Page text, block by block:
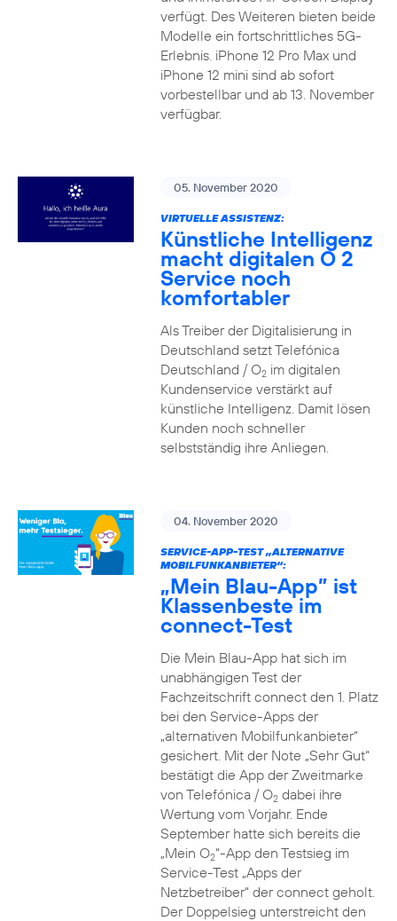
verfügt. Des Weiteren bieten beide
Modelle ein fortschrittliches 5G-
Erlebnis. iPhone 12 Pro Max und
iPhone 12 mini sind ab sofort
vorbestellbar und ab 13. November
verfügbar.
05. November 2020
VIRTUELLE ASSISTENZ:
Künstliche Intelligenz
macht digitalen O 2
Service noch
komfortabler
Als Treiber der Digitalisierung in
Deutschland setzt Telefónica
Deutschland / O2im digitalen
Kundenservice verstärkt auf
künstliche Intelligenz. Damit lösen
Kunden noch schneller
selbstständig ihre Anliegen.
04. November 2020
SERVICE-APP-TEST „ALTERNATIVE
MOBILFUNKANBIETER“:
„Mein Blau-App” ist
Klassenbeste im
connect-Test
Die Mein Blau-App hat sich im
unabhängigen Test der
Fachzeitschrift connect den 1. Platz
bei den Service-Apps der
„alternativen Mobilfunkanbieter“
gesichert. Mit der Note „Sehr Gut“
bestätigt die App der Zweitmarke
von Telefónica / O2dabei ihre
Wertung vom Vorjahr. Ende
September hatte sich bereits die
„Mein O2“-App den Testsieg im
Service-Test „Apps der
Netzbetreiber“ der connect geholt.
Der Doppelsieg unterstreicht den